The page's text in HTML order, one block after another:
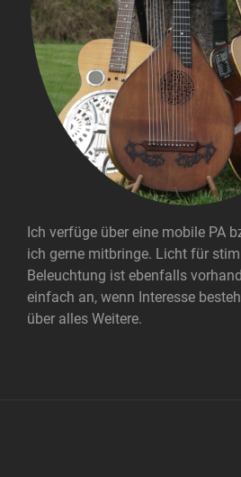
Ich verfüge über eine mobile PA
ich gerne mitbringe. Licht für
Beleuchtung ist ebenfalls
einfach an, wenn Interesse
über alles Weitere.